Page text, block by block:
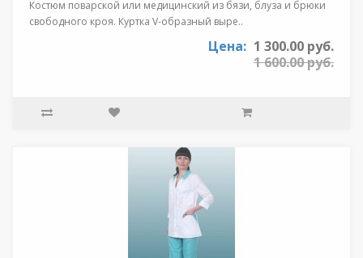
Костюм поварской или медицинский из бязи, блуза и брюки
свободного кроя. Куртка V-образный выре..
Цена: 1 300.00 руб.
1 600.00 руб.